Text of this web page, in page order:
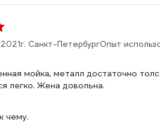
г. Санкт-ПетербургОпыт
мойка, металл достаточно
легко. Жена довольна.
чему.